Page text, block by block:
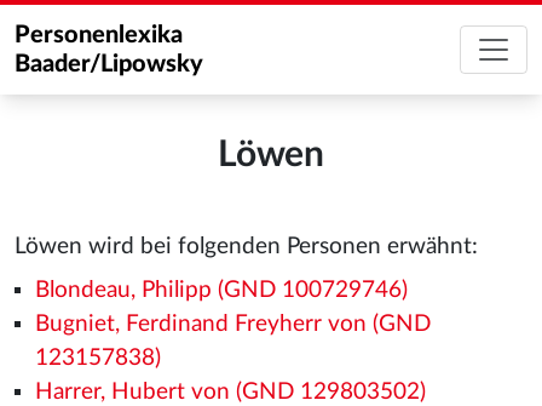
Personenlexika
Baader/Lipowsky
Löwen
Löwen wird bei folgenden Personen erwähnt:
Blondeau, Philipp (GND 100729746)
Bugniet, Ferdinand Freyherr von (GND
123157838)
Harrer, Hubert von (GND 129803502)